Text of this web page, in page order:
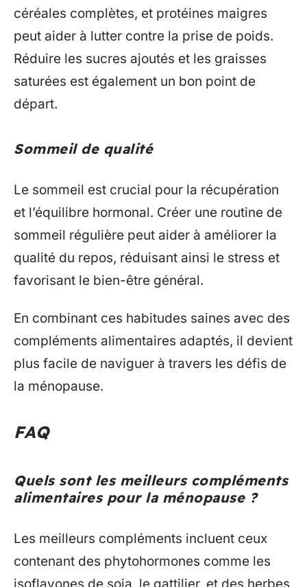
céréales complètes, et protéines maigres
peut aider à lutter contre la prise de poids.
Réduire les sucres ajoutés et les graisses
saturées est également un bon point de
départ.
Sommeil de qualité
Le sommeil est crucial pour la récupération
et l’équilibre hormonal. Créer une routine de
sommeil régulière peut aider à améliorer la
qualité du repos, réduisant ainsi le stress et
favorisant le bien-être général.
En combinant ces habitudes saines avec des
compléments alimentaires adaptés, il devient
plus facile de naviguer à travers les défis de
la ménopause.
FAQ
Quels sont les meilleurs compléments
alimentaires pour la ménopause ?
Les meilleurs compléments incluent ceux
contenant des phytohormones comme les